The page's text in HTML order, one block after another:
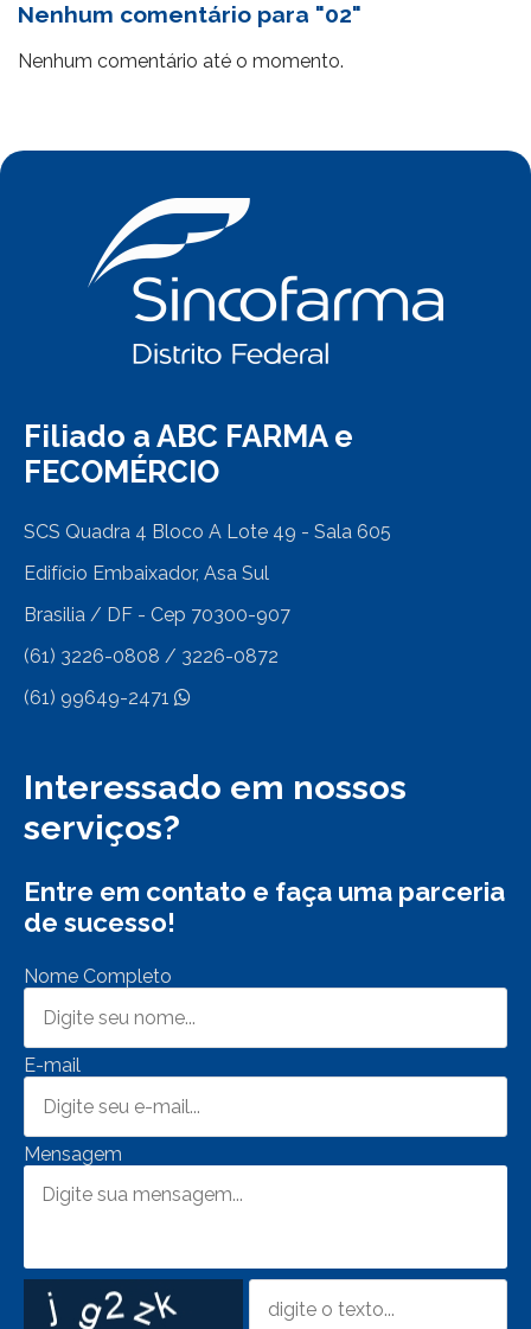
Nenhum comentário para "02"
Nenhum comentário até o momento.
Filiado a ABC FARMA e
FECOMÉRCIO
SCS Quadra 4 Bloco A Lote 49 - Sala 605
Edifício Embaixador, Asa Sul
Brasilia / DF - Cep 70300-907
(61) 3226-0808 / 3226-0872
(61) 99649-2471
Interessado em nossos
serviços?
Entre em contato e faça uma parceria
de sucesso!
Nome Completo
E-mail
Mensagem